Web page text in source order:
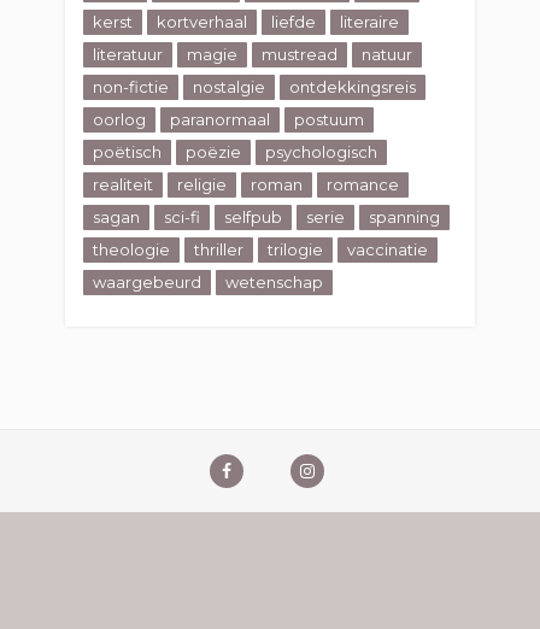
kerst
kortverhaal liefde
literaire
literatuur
magie mustread
natuur
non-fictie
nostalgie
ontdekkingsreis
oorlog
paranormaal
postuum
poëtisch
poëzie
psychologisch
realiteit
religie roman
romance
sagan
sci-fi selfpub serie
spanning
theologie
thriller trilogie
vaccinatie
waargebeurd
wetenschap